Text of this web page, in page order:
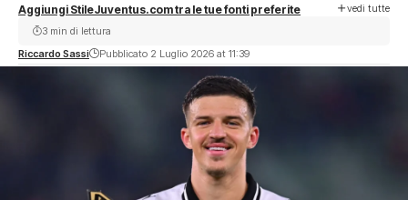
Aggiungi StileJuventus.com tra le tue fonti preferite vedi tutte
Riccardo Sassi Pubblicato 2 Luglio 2026 at 11:39
3 min di lettura